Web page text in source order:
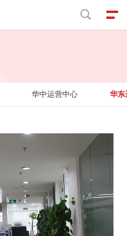


华中运营中心 华东